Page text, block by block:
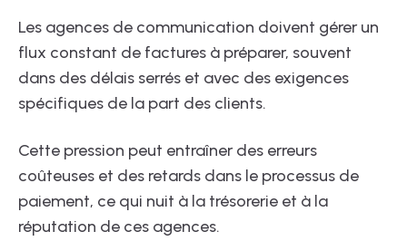
Les agences de communication doivent gérer un
flux constant de factures à préparer, souvent
dans des délais serrés et avec des exigences
spécifiques de la part des clients.
Cette pression peut entraîner des erreurs
coûteuses et des retards dans le processus de
paiement, ce qui nuit à la trésorerie et à la
réputation de ces agences.